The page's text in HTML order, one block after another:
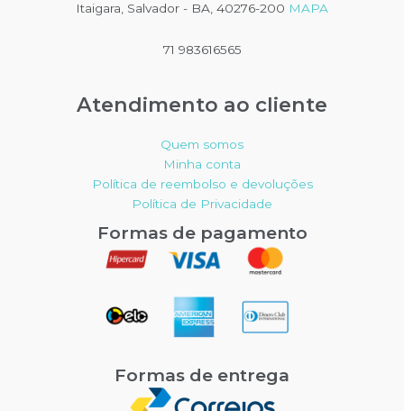
Itaigara, Salvador - BA, 40276-200 MAPA
71 983616565
Atendimento ao cliente
Quem somos
Minha conta
Política de reembolso e devoluções
Política de Privacidade
Formas de pagamento
Formas de entrega